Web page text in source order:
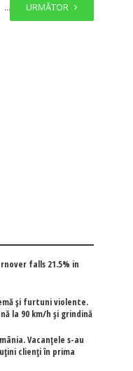
… 13
URMĂTOR
falls 21.5% in
și furtuni violente.
la 90 km/h și grindină
Vacanțele s-au
clienți în prima